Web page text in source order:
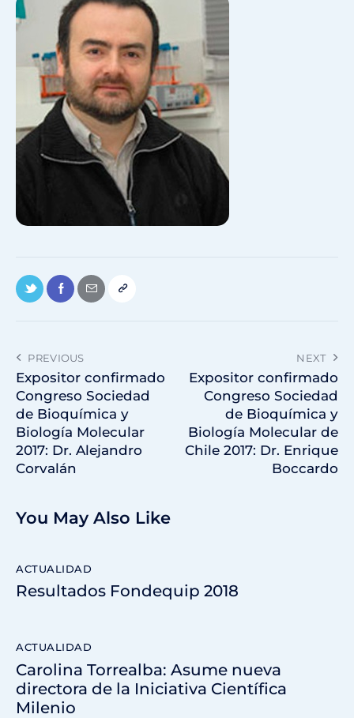
PREVIOUS
Expositor confirmado
Congreso Sociedad
de Bioquímica y
Biología Molecular
2017: Dr. Alejandro
Corvalán
NEXT
Expositor confirmado
Congreso Sociedad
de Bioquímica y
Biología Molecular de
Chile 2017: Dr. Enrique
Boccardo
You May Also Like
ACTUALIDAD
Resultados Fondequip 2018
ACTUALIDAD
Carolina Torrealba: Asume nueva
directora de la Iniciativa Científica
Milenio